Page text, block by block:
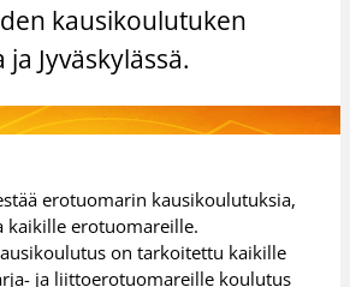
kausikoulutuken
Jyväskylässä.
erotuomarin kausikoulutuksia,
kaikille erotuomareille.
on tarkoitettu kaikille
ja liittoerotuomareille koulutus